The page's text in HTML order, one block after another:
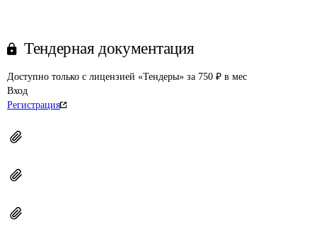
Тендерная документация
Доступно только с лицензией «Тендеры» за 750 ₽ в мес
Вход
Регистрация